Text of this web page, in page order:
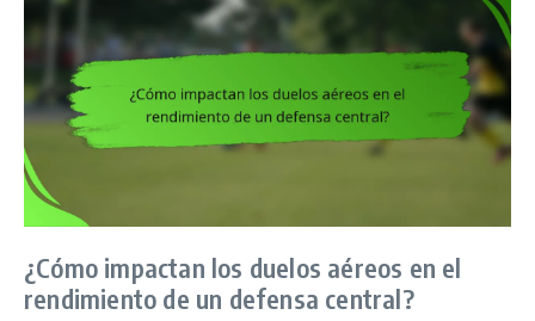
¿Cómo impactan los duelos aéreos en el
rendimiento de un defensa central?